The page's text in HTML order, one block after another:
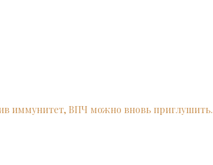
иммунитет, ВПЧ можно вновь приглушить.